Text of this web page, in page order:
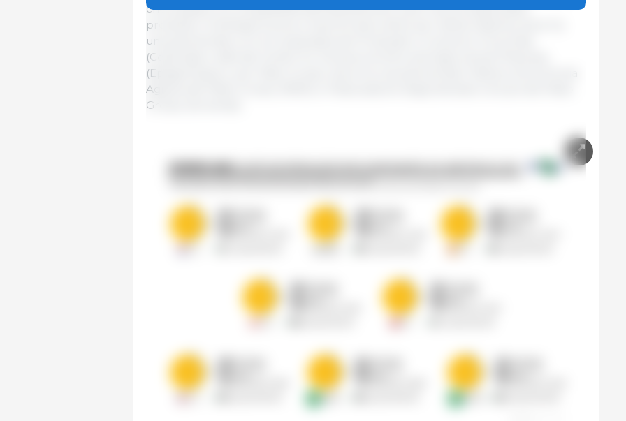
che studiano la competitività dell'allevamento suino nei principali paesi
produttori. Embrapa Suínos e Aves fornisce stime per Santa Catarina, dove ha
una partnership con la Cooperativa de Produção e Consumo Concórdia
(Copérdia) e dati dal Center for Socioeconomics and Agricultural Planning
(Epagri/Cepa) e, per Mato Grosso, dove ha una partnership l'Istituto di Economia
Agraria del Mato Grosso (IMEA) e l'Associazione degli allevatori di suini del Mato
Grosso (Acrismat).